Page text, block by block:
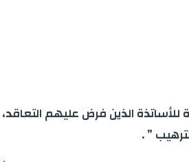
للأساتذة الذين فرض عليهم
” .